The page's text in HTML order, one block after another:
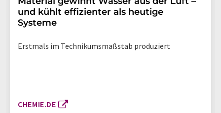
und kühlt effizienter als heutige
Systeme
Erstmals im Technikumsmaßstab produziert
CHEMIE.DE